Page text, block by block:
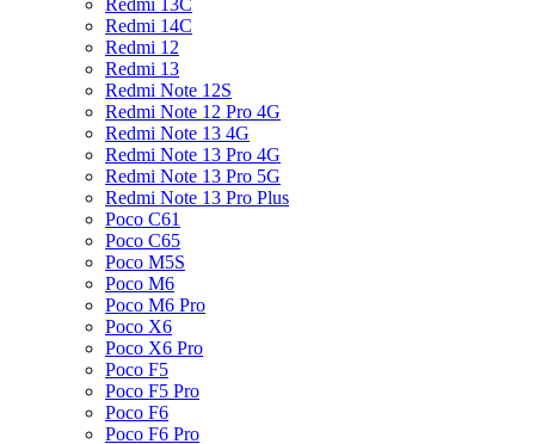
Redmi 13C
Redmi 14C
Redmi 12
Redmi 13
Redmi Note 12S
Redmi Note 12 Pro 4G
Redmi Note 13 4G
Redmi Note 13 Pro 4G
Redmi Note 13 Pro 5G
Redmi Note 13 Pro Plus
Poco C61
Poco C65
Poco M5S
Poco M6
Poco M6 Pro
Poco X6
Poco X6 Pro
Poco F5
Poco F5 Pro
Poco F6
Poco F6 Pro